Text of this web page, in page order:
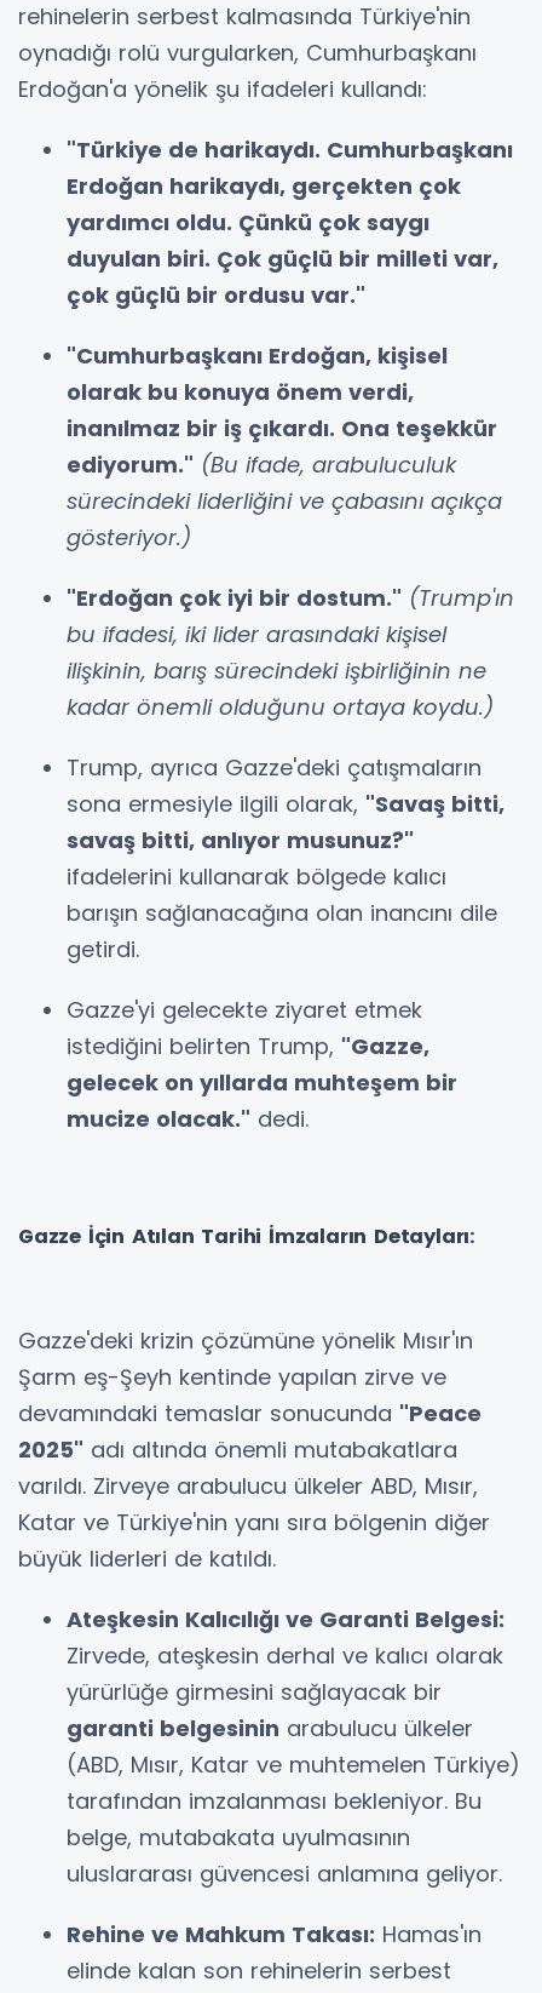
rehinelerin serbest kalmasında Türkiye'nin
oynadığı rolü vurgularken, Cumhurbaşkanı
Erdoğan'a yönelik şu ifadeleri kullandı:
"Türkiye de harikaydı. Cumhurbaşkanı
Erdoğan harikaydı, gerçekten çok
yardımcı oldu. Çünkü çok saygı
duyulan biri. Çok güçlü bir milleti var,
çok güçlü bir ordusu var."
"Cumhurbaşkanı Erdoğan, kişisel
olarak bu konuya önem verdi,
inanılmaz bir iş çıkardı. Ona teşekkür
ediyorum." (Bu ifade, arabuluculuk
sürecindeki liderliğini ve çabasını açıkça
gösteriyor.)
"Erdoğan çok iyi bir dostum." (Trump'ın
bu ifadesi, iki lider arasındaki kişisel
ilişkinin, barış sürecindeki işbirliğinin ne
kadar önemli olduğunu ortaya koydu.)
Trump, ayrıca Gazze'deki çatışmaların
sona ermesiyle ilgili olarak, "Savaş bitti,
savaş bitti, anlıyor musunuz?"
ifadelerini kullanarak bölgede kalıcı
barışın sağlanacağına olan inancını dile
getirdi.
Gazze'yi gelecekte ziyaret etmek
istediğini belirten Trump, "Gazze,
gelecek on yıllarda muhteşem bir
mucize olacak." dedi.
Gazze İçin Atılan Tarihi İmzaların Detayları:
Gazze'deki krizin çözümüne yönelik Mısır'ın
Şarm eş-Şeyh kentinde yapılan zirve ve
devamındaki temaslar sonucunda "Peace
2025" adı altında önemli mutabakatlara
varıldı. Zirveye arabulucu ülkeler ABD, Mısır,
Katar ve Türkiye'nin yanı sıra bölgenin diğer
büyük liderleri de katıldı.
Ateşkesin Kalıcılığı ve Garanti Belgesi:
Zirvede, ateşkesin derhal ve kalıcı olarak
yürürlüğe girmesini sağlayacak bir
garanti belgesinin arabulucu ülkeler
(ABD, Mısır, Katar ve muhtemelen Türkiye)
tarafından imzalanması bekleniyor. Bu
belge, mutabakata uyulmasının
uluslararası güvencesi anlamına geliyor.
Rehine ve Mahkum Takası: Hamas'ın
elinde kalan son rehinelerin serbest